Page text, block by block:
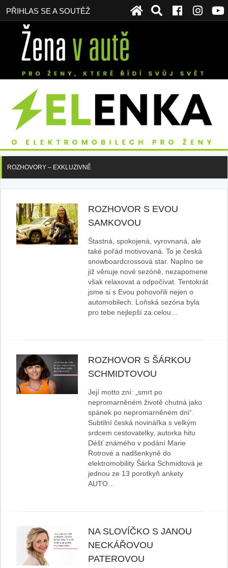
PŘIHLAS SE A SOUTĚŽ
ROZHOVORY – EXKLUZIVNĚ
ROZHOVOR S EVOU
SAMKOVOU
Štastná, spokojená, vyrovnaná, ale
také pořád motivovaná. To je česká
snowboardcrossová star. Naplno se
již věnuje nové sezóně, nezapomene
však relaxovat a odpočívat. Tentokrát
jsme si s Evou pohovořili nejen o
automobilech. Loňská sezóna byla
pro tebe nejlepší za celou…
ROZHOVOR S ŠÁRKOU
SCHMIDTOVOU
Její motto zní: „smrt po
nepromarněném životě chutná jako
spánek po nepromarněném dni“.
Subtilní česká novinářka s velkým
srdcem cestovatelky, autorka hitu
Déšť známého v podání Marie
Rotrové a nadšenkyně do
elektromobility Šárka Schmidtová je
jednou ze 13 porotkyň ankety
AUTO…
NA SLOVÍČKO S JANOU
NECKÁŘOVOU
PATEROVOU